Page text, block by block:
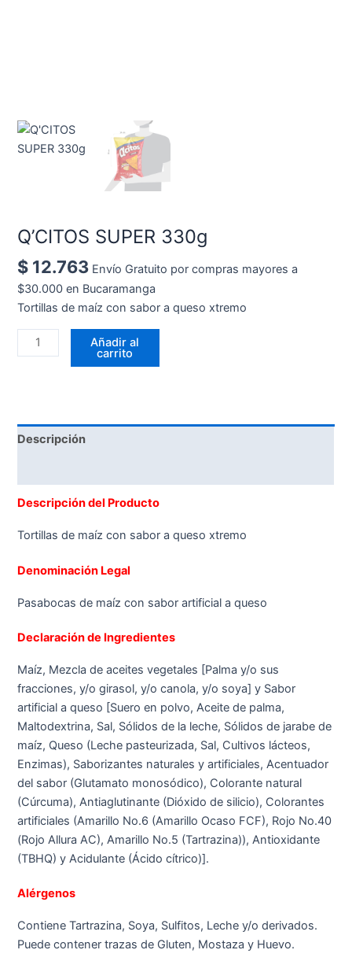
Q’CITOS SUPER 330g
$ 12.763 Envío Gratuito por compras mayores a
$30.000 en Bucaramanga
Tortillas de maíz con sabor a queso xtremo
Añadir al
carrito
Descripción
Descripción del Producto
Tortillas de maíz con sabor a queso xtremo
Denominación Legal
Pasabocas de maíz con sabor artificial a queso
Declaración de Ingredientes
Maíz, Mezcla de aceites vegetales [Palma y/o sus
fracciones, y/o girasol, y/o canola, y/o soya] y Sabor
artificial a queso [Suero en polvo, Aceite de palma,
Maltodextrina, Sal, Sólidos de la leche, Sólidos de jarabe de
maíz, Queso (Leche pasteurizada, Sal, Cultivos lácteos,
Enzimas), Saborizantes naturales y artificiales, Acentuador
del sabor (Glutamato monosódico), Colorante natural
(Cúrcuma), Antiaglutinante (Dióxido de silicio), Colorantes
artificiales (Amarillo No.6 (Amarillo Ocaso FCF), Rojo No.40
(Rojo Allura AC), Amarillo No.5 (Tartrazina)), Antioxidante
(TBHQ) y Acidulante (Ácido cítrico)].
Alérgenos
Contiene Tartrazina, Soya, Sulfitos, Leche y/o derivados.
Puede contener trazas de Gluten, Mostaza y Huevo.